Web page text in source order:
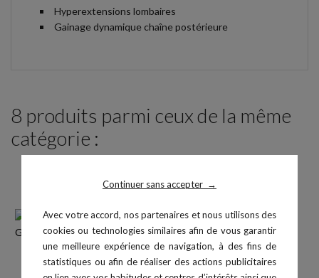
Continuer sans accepter →
Avec votre accord, nos partenaires et nous utilisons des
cookies ou technologies similaires afin de vous garantir
une meilleure expérience de navigation, à des fins de
statistiques ou afin de réaliser des actions publicitaires
Hyperextensions lombaires
Gainage dynamique chaîne postérieure
8 produits parmi ceux de la même
catégorie :